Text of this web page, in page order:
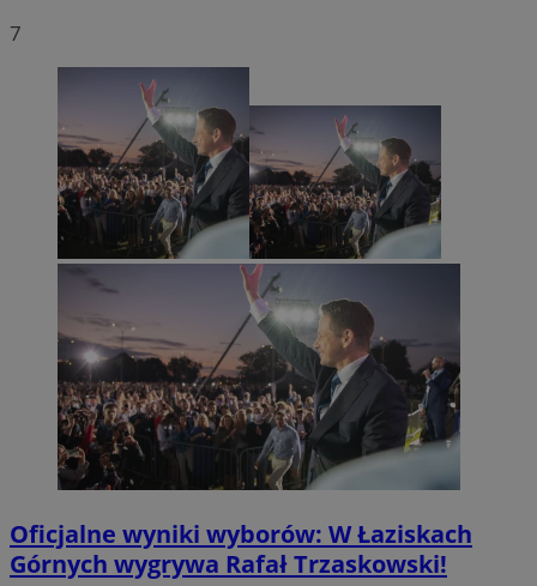
7
Oficjalne wyniki wyborów: W Łaziskach
Górnych wygrywa Rafał Trzaskowski!